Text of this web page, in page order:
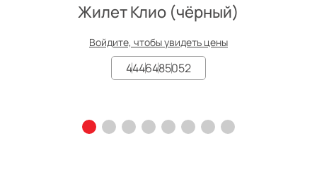
Жилет Клио (чёрный)
Войдите, чтобы увидеть цены
4446485052